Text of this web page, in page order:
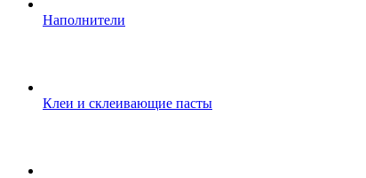
Наполнители
Клеи и склеивающие пасты